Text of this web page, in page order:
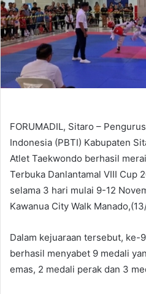
FORUMADIL, Sitaro –
Indonesia (PBTI) Kabupaten
Atlet Taekwondo berhasil
Terbuka Danlantamal VIII Cup
selama 3 hari mulai 9-12
Kawanua City Walk
Dalam kejuaraan tersebut, ke-
berhasil menyabet 9 medali
emas, 2 medali perak dan 3